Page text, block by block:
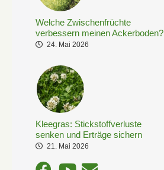
Welche Zwischenfrüchte
verbessern meinen Ackerboden?
24. Mai 2026
Kleegras: Stickstoffverluste
senken und Erträge sichern
21. Mai 2026